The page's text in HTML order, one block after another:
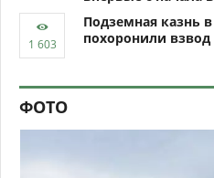
Подземная казнь
похоронили
ФОТО